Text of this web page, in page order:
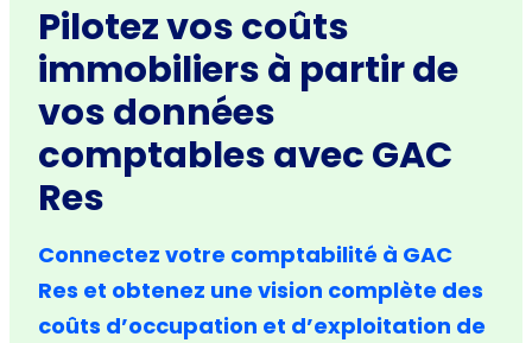
Pilotez vos coûts
immobiliers à partir de
vos données
comptables avec GAC
Res
Connectez votre comptabilité à GAC
Res et obtenez une vision complète des
coûts d’occupation et d’exploitation de